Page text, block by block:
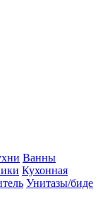
Ванны
Кухонная
Унитазы/биде